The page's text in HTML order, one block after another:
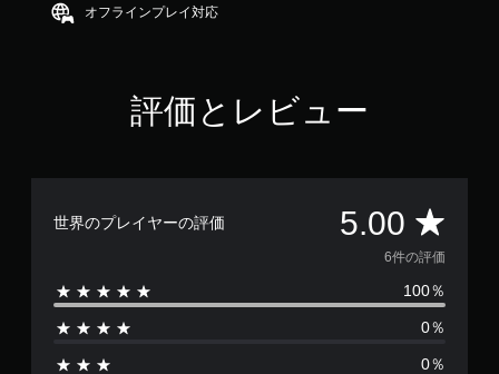
の
オフラインプレイ対応
評価とレビュー
世界のプレイヤーの評価 5.00 評
価
数
は
6件の評価
100％
0％
0％